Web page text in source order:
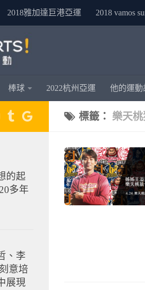
2018雅加達巨港亞運 2018 vamos
棒球 2022杭州亞運 他的運動
標籤： 樂天
的起
多年
、李
意培
展現